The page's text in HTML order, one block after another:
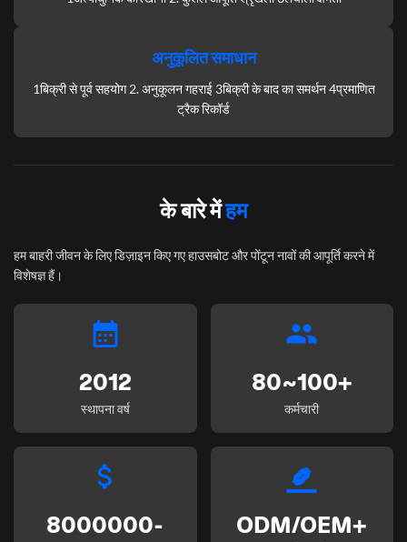
अनुकूलित समाधान
1बिक्री से पूर्व सहयोग 2. अनुकूलन गहराई 3बिक्री के बाद का समर्थन 4प्रमाणित
ट्रैक रिकॉर्ड
के बारे मेंहम
हम बाहरी जीवन के लिए डिज़ाइन किए गए हाउसबोट और पोंटून नावों की आपूर्ति करने में
विशेषज्ञ हैं।
2012
स्थापना वर्ष
80~100+
कर्मचारी
8000000-
ODM/OEM+